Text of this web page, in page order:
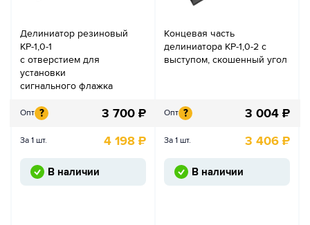
Делиниатор резиновый
КР-1,0-1
с отверстием для
установки
сигнального флажка
Опт ? 3 700 ₽
За 1 шт. 4 198 ₽
В наличии
Концевая часть
делиниатора КР-1,0-2 с
выступом, скошенный угол
Опт ? 3 004 ₽
За 1 шт. 3 406 ₽
В наличии